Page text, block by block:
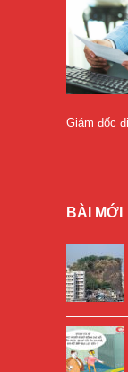
Giám đốc
BÀI MỚI